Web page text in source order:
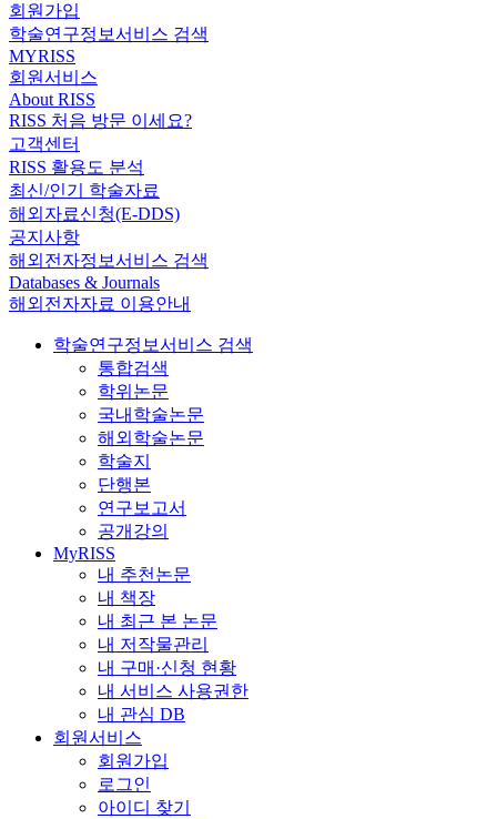
회원가입
학술연구정보서비스 검색
MYRISS
회원서비스
About RISS
RISS 처음 방문 이세요?
고객센터
RISS 활용도 분석
최신/인기 학술자료
해외자료신청(E-DDS)
공지사항
해외전자정보서비스 검색
Databases & Journals
해외전자자료 이용안내
학술연구정보서비스 검색
통합검색
학위논문
국내학술논문
해외학술논문
학술지
단행본
연구보고서
공개강의
MyRISS
내 추천논문
내 책장
내 최근 본 논문
내 저작물관리
내 구매·신청 현황
내 서비스 사용권한
내 관심 DB
회원서비스
회원가입
로그인
아이디 찾기